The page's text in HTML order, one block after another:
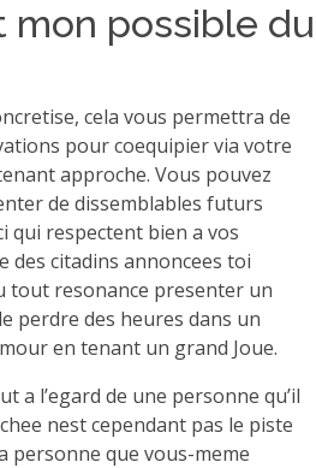
mon possible du
cela vous permettra de
pour coequipier via votre
approche. Vous pouvez
de dissemblables futurs
qui respectent bien a vos
des citadins annoncees toi
tout resonance presenter un
perdre des heures dans un
en tenant un grand Joue.
a l’egard de une personne qu’il
nest cependant pas le piste
personne que vous-meme